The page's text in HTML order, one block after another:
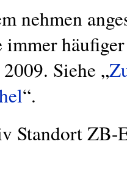
nehmen
immer
Siehe „
“.
Standort